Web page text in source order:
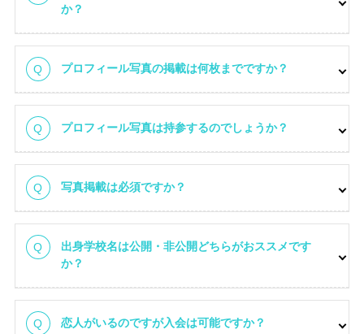
か？
プロフィール写真の掲載は何枚までですか？
プロフィール写真は持参するのでしょうか？
写真掲載は必須ですか？
出身学校名は公開・非公開どちらがおススメです
か？
恋人がいるのですが入会は可能ですか？